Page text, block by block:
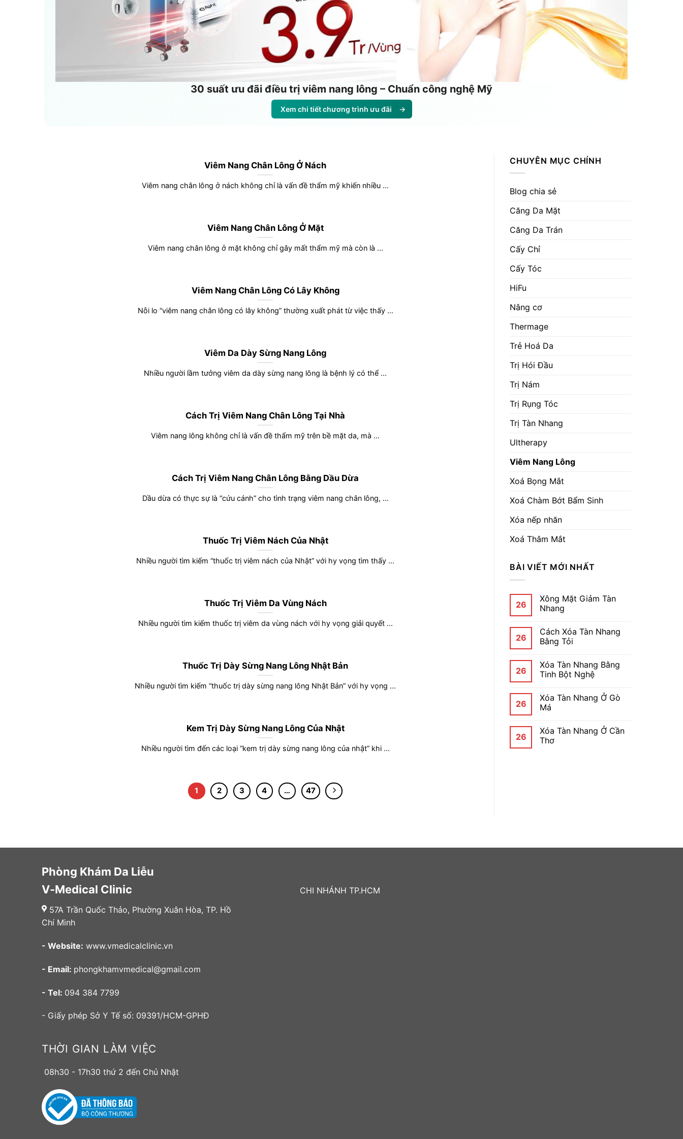
30 suất ưu đãi điều trị viêm nang lông – Chuẩn công nghệ Mỹ
Xem chi tiết chương trình ưu đãi →
Viêm Nang Chân Lông Ở Nách
Viêm nang chân lông ở nách không chỉ là vấn đề thẩm mỹ khiến nhiều ...
Viêm Nang Chân Lông Ở Mặt
Viêm nang chân lông ở mặt không chỉ gây mất thẩm mỹ mà còn là ...
Viêm Nang Chân Lông Có Lây Không
Nỗi lo “viêm nang chân lông có lây không” thường xuất phát từ việc thấy ...
Viêm Da Dày Sừng Nang Lông
Nhiều người lầm tưởng viêm da dày sừng nang lông là bệnh lý có thể ...
Cách Trị Viêm Nang Chân Lông Tại Nhà
Viêm nang lông không chỉ là vấn đề thẩm mỹ trên bề mặt da, mà ...
Cách Trị Viêm Nang Chân Lông Bằng Dầu Dừa
Dầu dừa có thực sự là “cứu cánh” cho tình trạng viêm nang chân lông, ...
Thuốc Trị Viêm Nách Của Nhật
Nhiều người tìm kiếm “thuốc trị viêm nách của Nhật” với hy vọng tìm thấy ...
Thuốc Trị Viêm Da Vùng Nách
Nhiều người tìm kiếm thuốc trị viêm da vùng nách với hy vọng giải quyết ...
Thuốc Trị Dày Sừng Nang Lông Nhật Bản
Nhiều người tìm kiếm “thuốc trị dày sừng nang lông Nhật Bản” với hy vọng ...
Kem Trị Dày Sừng Nang Lông Của Nhật
Nhiều người tìm đến các loại “kem trị dày sừng nang lông của nhật” khi ...
1 2 3 4 … 47
CHUYÊN MỤC CHÍNH
Blog chia sẻ
Căng Da Mặt
Căng Da Trán
Cấy Chỉ
Cấy Tóc
HiFu
Nâng cơ
Thermage
Trẻ Hoá Da
Trị Hói Đầu
Trị Nám
Trị Rụng Tóc
Trị Tàn Nhang
Ultherapy
Viêm Nang Lông
Xoá Bọng Mắt
Xoá Chàm Bớt Bẩm Sinh
Xóa nếp nhăn
Xoá Thâm Mắt
BÀI VIẾT MỚI NHẤT
26
Xông Mặt Giảm Tàn
Nhang
26
Cách Xóa Tàn Nhang
Bằng Tỏi
26
Xóa Tàn Nhang Bằng
Tinh Bột Nghệ
26
Xóa Tàn Nhang Ở Gò
Má
26
Xóa Tàn Nhang Ở Cần
Thơ
Phòng Khám Da Liễu
V-Medical Clinic
57A Trần Quốc Thảo, Phường Xuân Hòa, TP. Hồ
Chí Minh
- Website: www.vmedicalclinic.vn
- Email: phongkhamvmedical@gmail.com
- Tel: 094 384 7799
- Giấy phép Sở Y Tế số: 09391/HCM-GPHĐ
THỜI GIAN LÀM VIỆC
08h30 - 17h30 thứ 2 đến Chủ Nhật
CHI NHÁNH TP.HCM